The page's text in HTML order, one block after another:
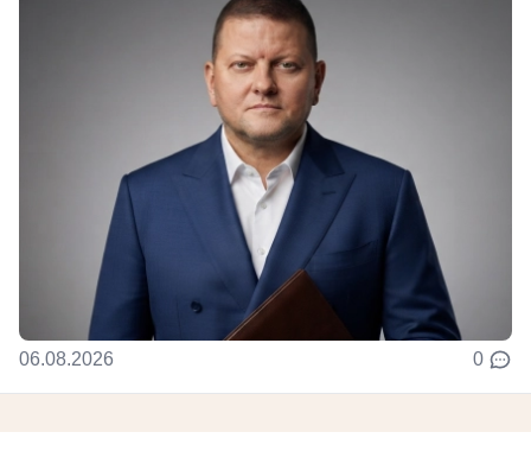
06.08.2026 0